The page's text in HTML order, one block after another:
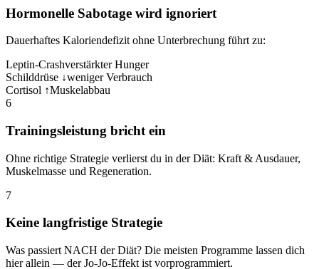
Hormonelle Sabotage wird ignoriert
Dauerhaftes Kaloriendefizit ohne Unterbrechung führt zu:
Leptin-Crashverstärkter Hunger
Schilddrüse ↓weniger Verbrauch
Cortisol ↑Muskelabbau
6
Trainingsleistung bricht ein
Ohne richtige Strategie verlierst du in der Diät: Kraft & Ausdauer,
Muskelmasse und Regeneration.
7
Keine langfristige Strategie
Was passiert NACH der Diät? Die meisten Programme lassen dich
hier allein — der Jo-Jo-Effekt ist vorprogrammiert.